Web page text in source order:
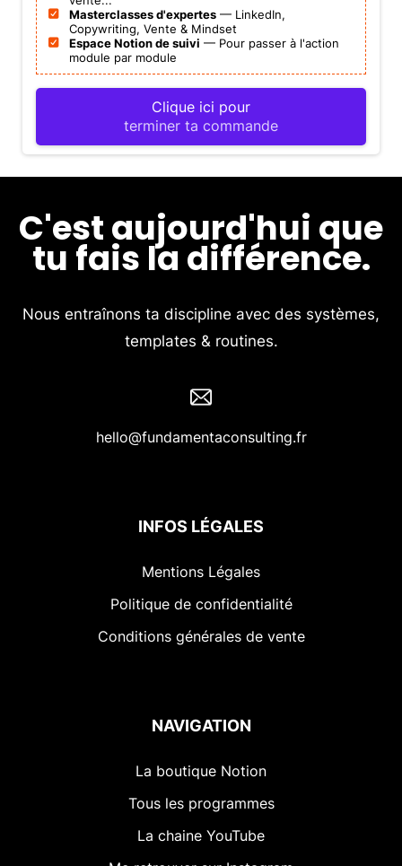
Masterclasses d'expertes — LinkedIn,
Copywriting, Vente & Mindset
Espace Notion de suivi — Pour passer à l'action
module par module
Clique ici pour
terminer ta commande
C'est aujourd'hui que
tu fais la différence.
Nous entraînons ta discipline avec des systèmes,
templates & routines.
hello@fundamentaconsulting.fr
INFOS LÉGALES
Mentions Légales
Politique de confidentialité
Conditions générales de vente
NAVIGATION
La boutique Notion
Tous les programmes
La chaine YouTube